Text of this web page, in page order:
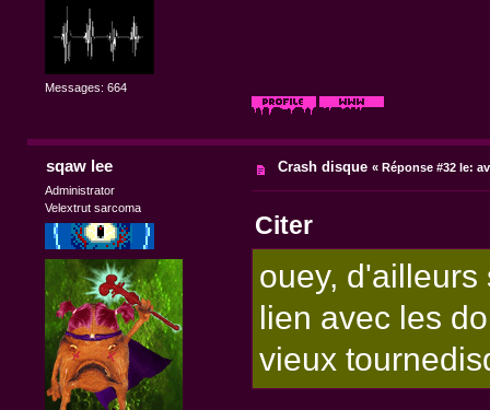
Messages: 664
sqaw lee
Administrator
Velextrut sarcoma
Crash disque «Réponse #32 le:
Citer
ouey,
lien avec les
vieux